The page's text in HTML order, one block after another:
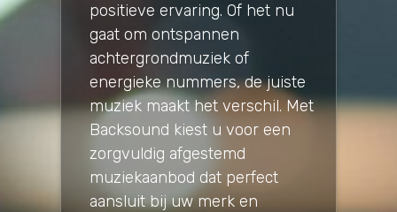
positieve ervaring. Of het nu
gaat om ontspannen
achtergrondmuziek of
energieke nummers, de juiste
muziek maakt het verschil. Met
Backsound kiest u voor een
zorgvuldig afgestemd
muziekaanbod dat perfect
aansluit bij uw merk en